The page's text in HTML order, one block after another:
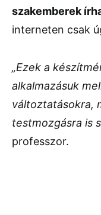
szakemberek
interneten csak
„Ezek a
alkalmazásuk
változtatásokra,
testmozgásra is
professzor.